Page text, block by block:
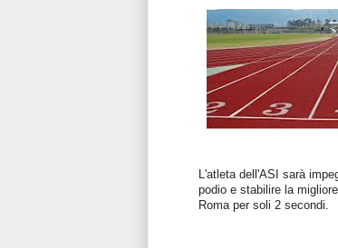
L'atleta dell'ASI sarà
podio e stabilire la
Roma per soli 2 secondi.